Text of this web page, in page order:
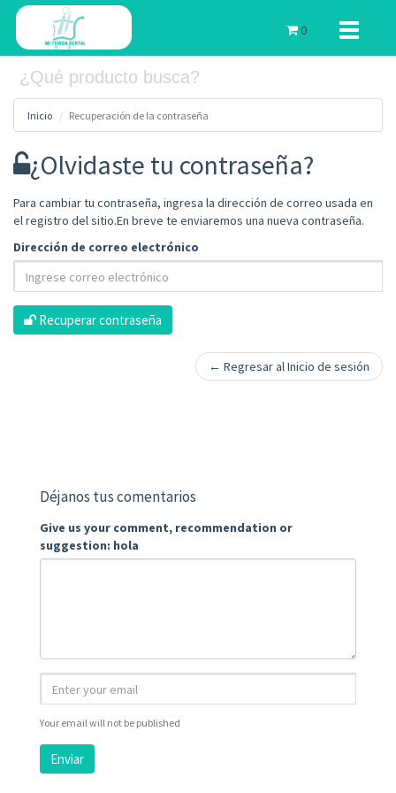
Toggle
0
Inicio Recuperación de la contraseña
¿Olvidaste tu contraseña?
Para cambiar tu contraseña, ingresa la dirección de correo usada en
el registro del sitio.En breve te enviaremos una nueva contraseña.
Dirección de correo electrónico
Recuperar contraseña
← Regresar al Inicio de sesión
Déjanos tus comentarios
Give us your comment, recommendation or
suggestion: hola
Your email will not be published
Enviar